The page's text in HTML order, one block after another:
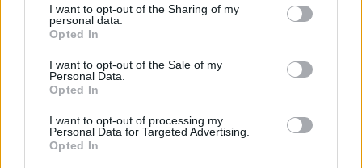
I want to opt-out of the Sharing of my
personal data.
Opted In
I want to opt-out of the Sale of my
Personal Data.
Opted In
I want to opt-out of processing my
Personal Data for Targeted Advertising.
Opted In